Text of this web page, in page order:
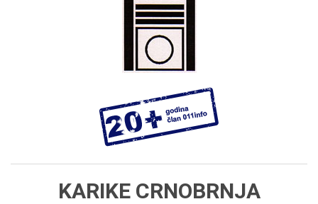
KARIKE CRNOBRNJA